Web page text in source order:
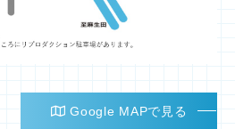
Google MAPで見る